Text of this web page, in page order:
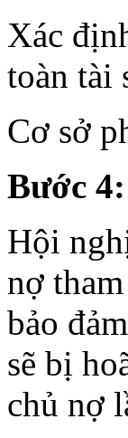
Xác
toàn tài
Cơ sở
Bước
Hội
nợ
bảo
sẽ bị
chủ nợ